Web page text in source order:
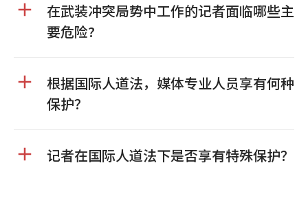
在武装冲突局势中工作的记者面临哪些主
要危险?
根据国际人道法，媒体专业人员享有何种
保护？
记者在国际人道法下是否享有特殊保护？